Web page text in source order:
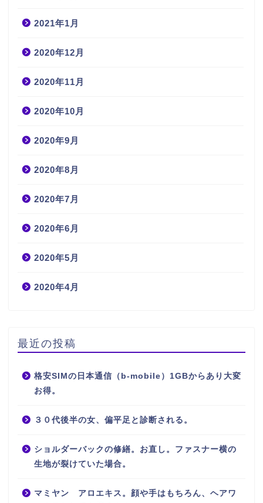
2021年1月
2020年12月
2020年11月
2020年10月
2020年9月
2020年8月
2020年7月
2020年6月
2020年5月
2020年4月
最近の投稿
格安SIMの日本通信（b-mobile）1GBからあり大変
お得。
３０代後半の女、偏平足と診断される。
ショルダーバックの修繕。お直し。ファスナー横の
生地が裂けていた場合。
マミヤン アロエキス。顔や手はもちろん、ヘアワ